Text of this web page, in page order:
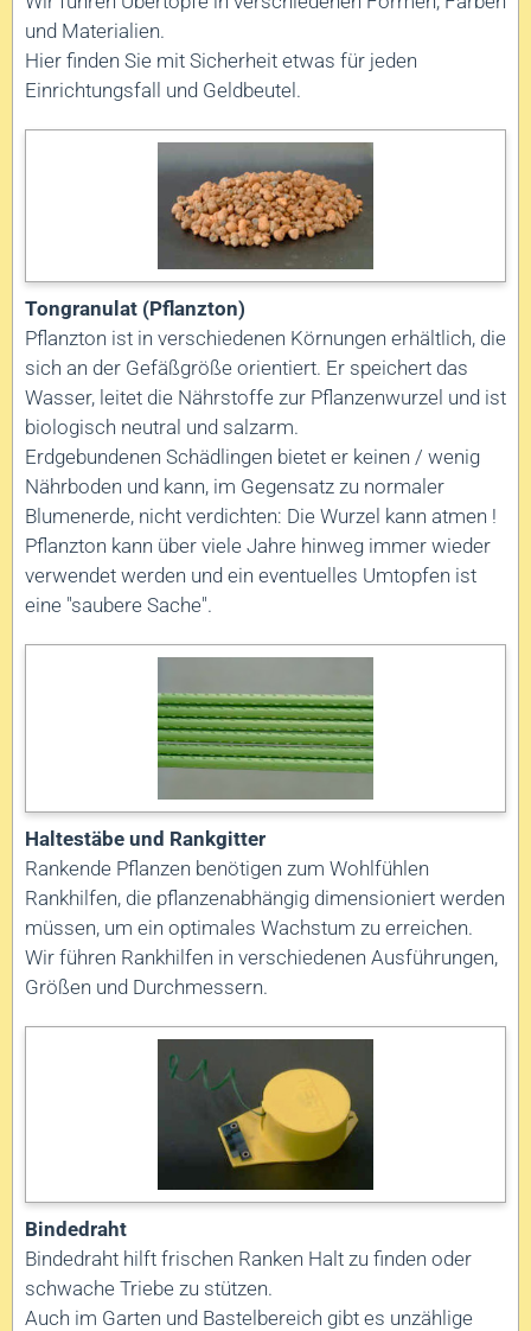
und Materialien.
Hier finden Sie mit Sicherheit etwas für jeden
Einrichtungsfall und Geldbeutel.
Tongranulat (Pflanzton)
Pflanzton ist in verschiedenen Körnungen erhältlich, die
sich an der Gefäßgröße orientiert. Er speichert das
Wasser, leitet die Nährstoffe zur Pflanzenwurzel und ist
biologisch neutral und salzarm.
Erdgebundenen Schädlingen bietet er keinen / wenig
Nährboden und kann, im Gegensatz zu normaler
Blumenerde, nicht verdichten: Die Wurzel kann atmen !
Pflanzton kann über viele Jahre hinweg immer wieder
verwendet werden und ein eventuelles Umtopfen ist
eine "saubere Sache".
Haltestäbe und Rankgitter
Rankende Pflanzen benötigen zum Wohlfühlen
Rankhilfen, die pflanzenabhängig dimensioniert werden
müssen, um ein optimales Wachstum zu erreichen.
Wir führen Rankhilfen in verschiedenen Ausführungen,
Größen und Durchmessern.
Bindedraht
Bindedraht hilft frischen Ranken Halt zu finden oder
schwache Triebe zu stützen.
Auch im Garten und Bastelbereich gibt es unzählige